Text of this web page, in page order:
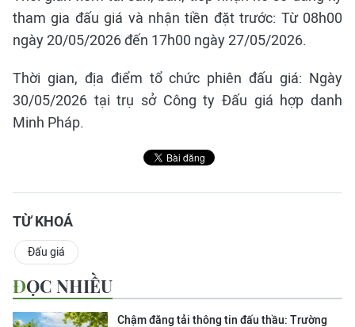
tham gia đấu giá và nhận tiền đặt trước: Từ 08h00
ngày 20/05/2026 đến 17h00 ngày 27/05/2026.
Thời gian, địa điểm tổ chức phiên đấu giá: Ngày
30/05/2026 tại trụ sở Công ty Đấu giá hợp danh
Minh Pháp.
TỪ KHOÁ
Đấu giá
ĐỌC NHIỀU
Chậm đăng tải thông tin đấu thầu: Trường